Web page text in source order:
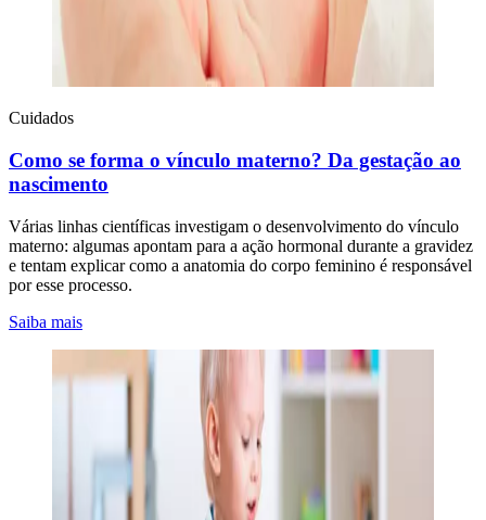
Cuidados
Como se forma o vínculo materno? Da gestação ao
nascimento
Várias linhas científicas investigam o desenvolvimento do vínculo
materno: algumas apontam para a ação hormonal durante a gravidez
e tentam explicar como a anatomia do corpo feminino é responsável
por esse processo.
Saiba mais